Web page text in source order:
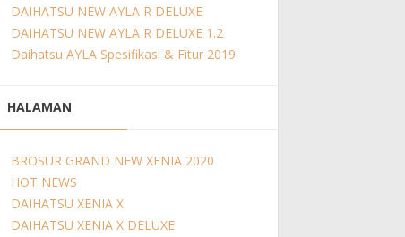
DAIHATSU NEW AYLA R DELUXE
DAIHATSU NEW AYLA R DELUXE 1.2
Daihatsu AYLA Spesifikasi & Fitur 2019
HALAMAN
BROSUR GRAND NEW XENIA 2020
HOT NEWS
DAIHATSU XENIA X
DAIHATSU XENIA X DELUXE